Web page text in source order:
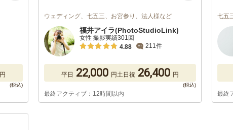
円
ウェディング、七五三、お宮参り、法人様など
福井アイラ(PhotoStudioLink)
女性 撮影実績301回
4.88
211件
平日 22,000 円土日祝 26,400 円
最終アクティブ：12時間以内
七五
最終